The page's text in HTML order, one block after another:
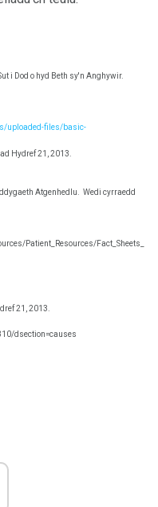
i Dod o hyd Beth sy'n Anghywir.
uploaded-files/basic-
Hydref 21, 2013.
Atgenhedlu. Wedi cyrraedd
Patient_Resources/Fact_Sheets_
21, 2013.
dsection=causes